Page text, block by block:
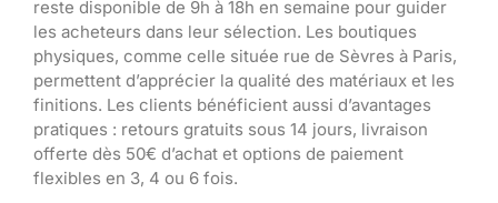
reste disponible de 9h à 18h en semaine pour guider
les acheteurs dans leur sélection. Les boutiques
physiques, comme celle située rue de Sèvres à Paris,
permettent d’apprécier la qualité des matériaux et les
finitions. Les clients bénéficient aussi d’avantages
pratiques : retours gratuits sous 14 jours, livraison
offerte dès 50€ d’achat et options de paiement
flexibles en 3, 4 ou 6 fois.